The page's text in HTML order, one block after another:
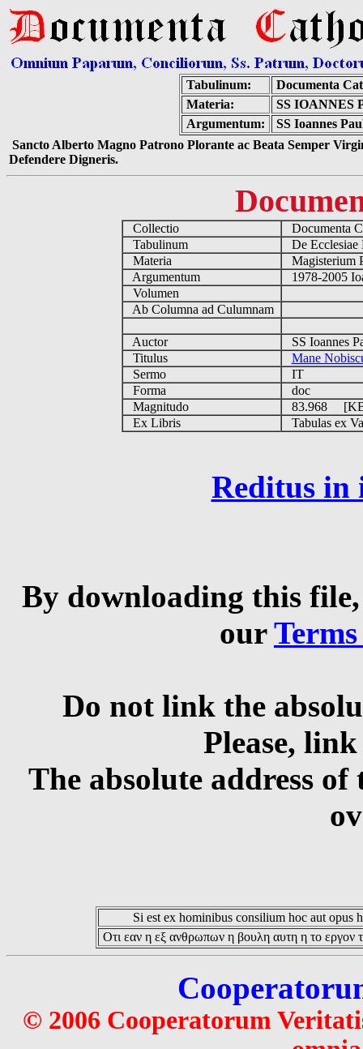
Tabulinum:
Documenta
Materia:
SS IOANNES
Argumentum:
SS Ioannes
Sancto Alberto Magno Patrono Plorante ac Beata Semper
Defendere Digneris.
Collectio
Documenta
Tabulinum
De
Materia
Magisterium
Argumentum
1978-2005
Volumen
Ab Columna ad Culumnam
Auctor
SS Ioannes
Titulus
Mane
Sermo
IT
Forma
doc
Magnitudo
83.968
Ex Libris
Tabulas ex
Reditus in
By downloading this
our
Do not link the
Please,
The absolute address
Si est ex hominibus consilium hoc aut opus
Οτι εαν η εξ ανθρωπων η βουλη αυτη η το εργον
© 2006 Cooperatorum